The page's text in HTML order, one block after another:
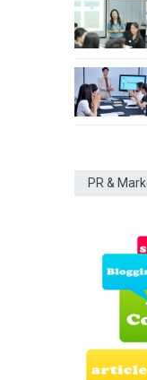
PR &